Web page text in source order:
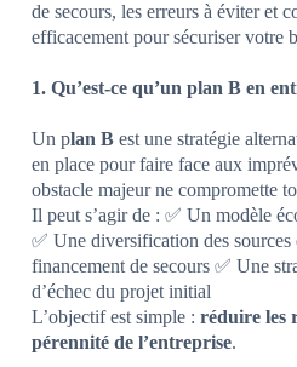
de secours, les erreurs à éviter et
efficacement pour sécuriser votre
1. Qu’est-ce qu’un plan B en
Un plan B est une stratégie
en place pour faire face aux
obstacle majeur ne compromette
Il peut s’agir de : ✅ Un modèle
✅ Une diversification des
financement de secours ✅ Une
d’échec du projet initial
L’objectif est simple : réduire les
pérennité de l’entreprise.